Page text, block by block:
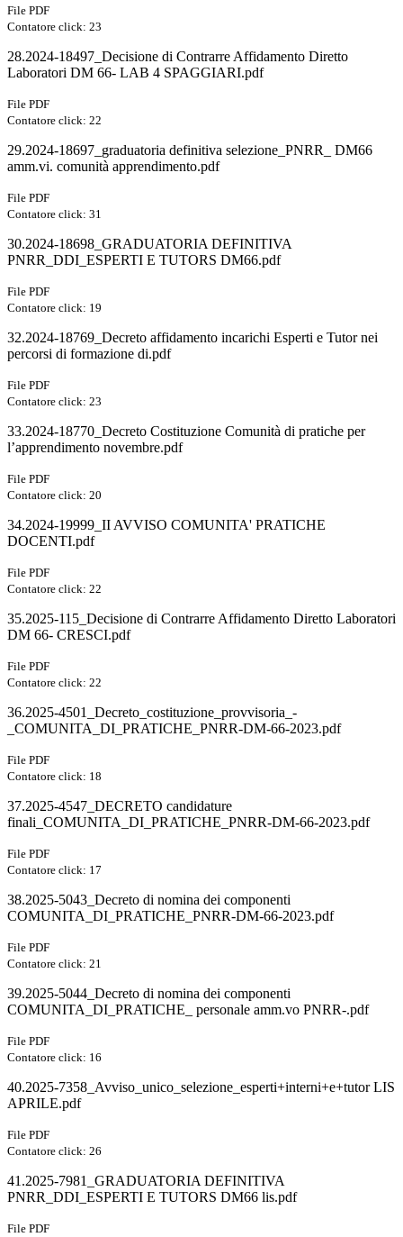
File PDF
Contatore click: 23
28.2024-18497_Decisione di Contrarre Affidamento Diretto
Laboratori DM 66- LAB 4 SPAGGIARI.pdf
File PDF
Contatore click: 22
29.2024-18697_graduatoria definitiva selezione_PNRR_ DM66
amm.vi. comunità apprendimento.pdf
File PDF
Contatore click: 31
30.2024-18698_GRADUATORIA DEFINITIVA
PNRR_DDI_ESPERTI E TUTORS DM66.pdf
File PDF
Contatore click: 19
32.2024-18769_Decreto affidamento incarichi Esperti e Tutor nei
percorsi di formazione di.pdf
File PDF
Contatore click: 23
33.2024-18770_Decreto Costituzione Comunità di pratiche per
l’apprendimento novembre.pdf
File PDF
Contatore click: 20
34.2024-19999_II AVVISO COMUNITA' PRATICHE
DOCENTI.pdf
File PDF
Contatore click: 22
35.2025-115_Decisione di Contrarre Affidamento Diretto Laboratori
DM 66- CRESCI.pdf
File PDF
Contatore click: 22
36.2025-4501_Decreto_costituzione_provvisoria_-
_COMUNITA_DI_PRATICHE_PNRR-DM-66-2023.pdf
File PDF
Contatore click: 18
37.2025-4547_DECRETO candidature
finali_COMUNITA_DI_PRATICHE_PNRR-DM-66-2023.pdf
File PDF
Contatore click: 17
38.2025-5043_Decreto di nomina dei componenti
COMUNITA_DI_PRATICHE_PNRR-DM-66-2023.pdf
File PDF
Contatore click: 21
39.2025-5044_Decreto di nomina dei componenti
COMUNITA_DI_PRATICHE_ personale amm.vo PNRR-.pdf
File PDF
Contatore click: 16
40.2025-7358_Avviso_unico_selezione_esperti+interni+e+tutor LIS
APRILE.pdf
File PDF
Contatore click: 26
41.2025-7981_GRADUATORIA DEFINITIVA
PNRR_DDI_ESPERTI E TUTORS DM66 lis.pdf
File PDF